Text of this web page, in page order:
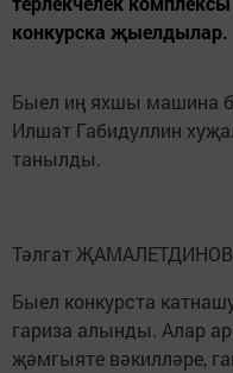
конкурска җыелдылар.
Быел иң яхшы машина
Илшат Габидуллин
танылды.
Тәлгат ҖАМАЛЕТДИНОВ
Быел конкурста
гариза алынды. Алар
җәмгыяте вәкилләре,